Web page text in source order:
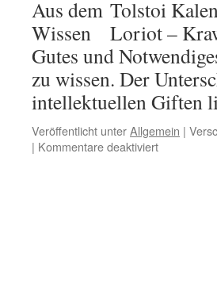
Aus dem Tolstoi
Wissen Loriot –
Gutes und
zu wissen. Der
intellektuellen Giften
Veröffentlicht unterAllgemein |
| Kommentare deaktiviertfür